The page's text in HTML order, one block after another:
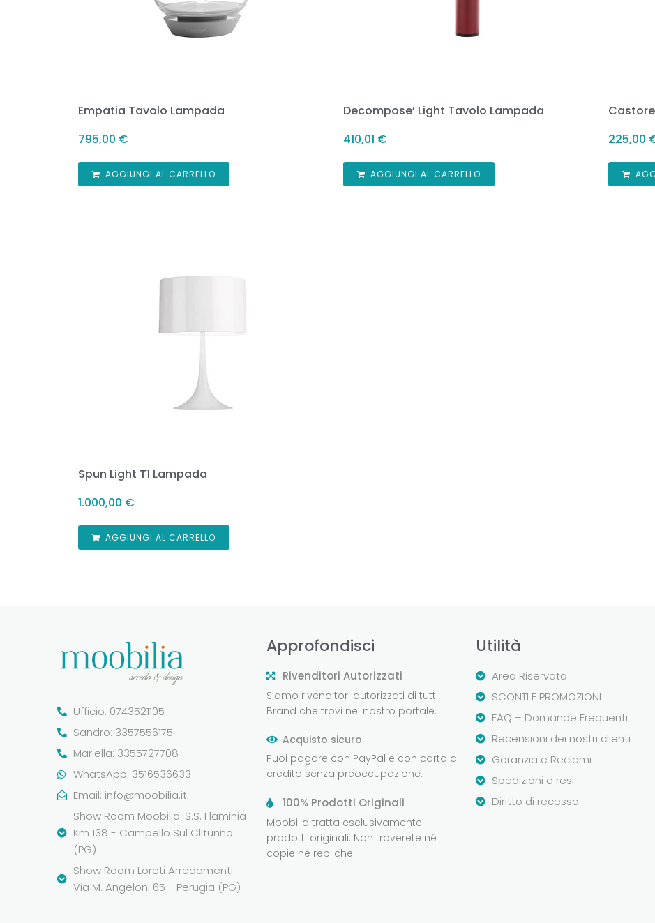
Empatia Tavolo Lampada
795,00 €
AGGIUNGI AL CARRELLO
Decompose’ Light Tavolo Lampada
410,01 €
AGGIUNGI AL CARRELLO
225,00
Spun Light T1 Lampada
1.000,00 €
AGGIUNGI AL CARRELLO
Ufficio: 0743521105
Sandro: 3357556175
Mariella: 3355727708
WhatsApp: 3516536633
Email: info@moobilia.it
Show Room Moobilia: S.S. Flaminia
Km 138 - Campello Sul Clitunno
(PG)
Show Room Loreti Arredamenti:
Via M. Angeloni 65 - Perugia (PG)
Approfondisci
Rivenditori Autorizzati
Siamo rivenditori autorizzati di tutti i
Brand che trovi nel nostro portale.
Acquisto sicuro
Puoi pagare con PayPal e con carta di
credito senza preoccupazione.
100% Prodotti Originali
Moobilia tratta esclusivamente
prodotti originali. Non troverete né
copie né repliche.
Utilità
Area Riservata
SCONTI E PROMOZIONI
FAQ – Domande Frequenti
Recensioni dei nostri clienti
Garanzia e Reclami
Spedizioni e resi
Diritto di recesso